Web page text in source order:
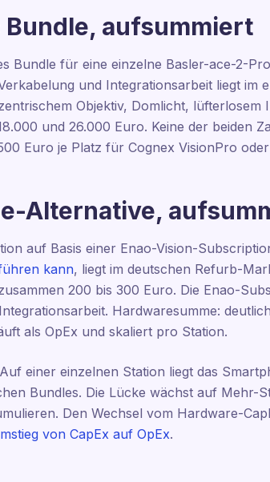
Bundle, aufsummiert
Bundle für eine einzelne Basler-ace-2-
und Integrationsarbeit liegt im
Objektiv, Domlicht,
und 26.000 Euro. Keine der beiden
Euro je Platz für Cognex VisionPro
Alternative,
auf Basis einer Enao-Vision-
kann, liegt im deutschen Refurb-
200 bis 300 Euro. Die Enao-
Hardwaresumme:
als OpEx und skaliert pro Station.
einer einzelnen Station liegt das
Bundles. Die Lücke wächst auf Mehr-
Den Wechsel vom Hardware-
von CapEx auf OpEx.